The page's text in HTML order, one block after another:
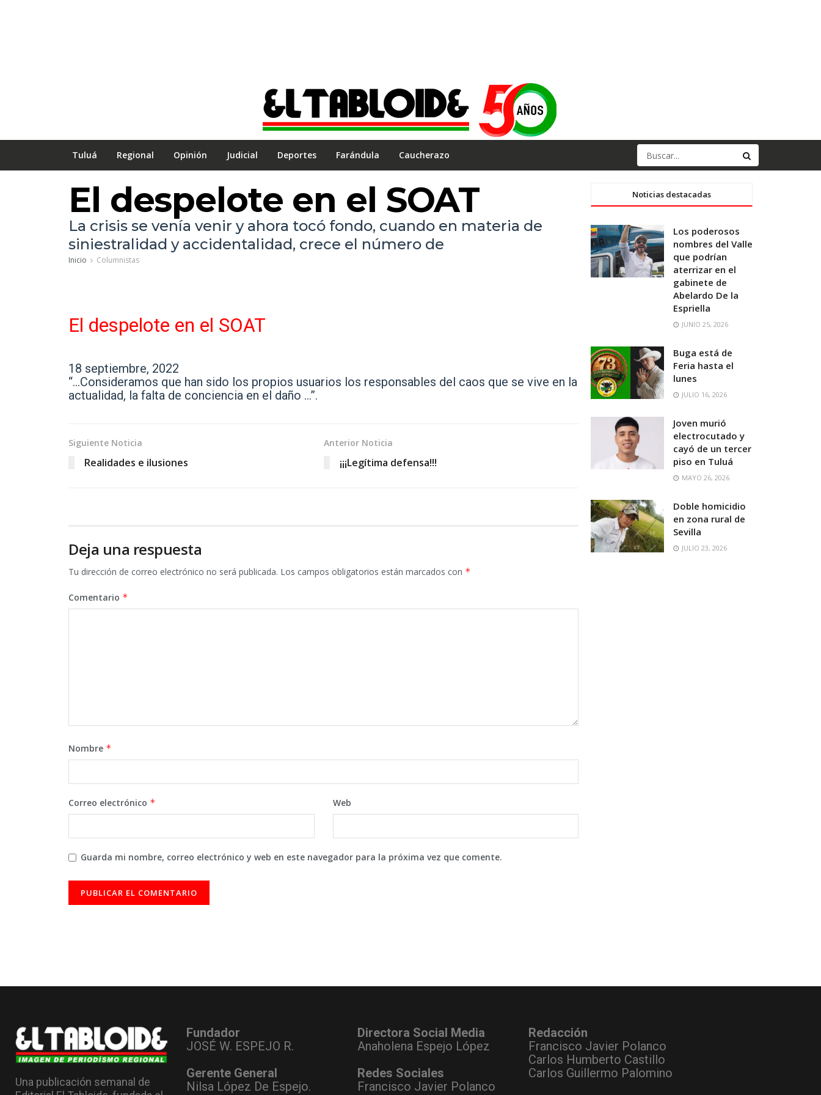
Tuluá Regional Opinión Judicial Deportes Farándula Caucherazo
El despelote en el SOAT
La crisis se venía venir y ahora tocó fondo, cuando en materia de
siniestralidad y accidentalidad, crece el número de
Inicio Columnistas
El despelote en el SOAT
18 septiembre, 2022
“…Consideramos que han sido los propios usuarios los responsables del caos que se vive en la
actualidad, la falta de conciencia en el daño …”.
Siguiente Noticia
Realidades e ilusiones
Anterior Noticia
¡¡¡Legítima defensa!!!
Deja una respuesta
Tu dirección de correo electrónico no será publicada. Los campos obligatorios están marcados con *
Comentario *
Nombre *
Correo electrónico * Web
Guarda mi nombre, correo electrónico y web en este navegador para la próxima vez que comente.
Noticias destacadas
Los poderosos
nombres del Valle
que podrían
aterrizar en el
gabinete de
Abelardo De la
Espriella
JUNIO 25, 2026
Buga está de
Feria hasta el
lunes
JULIO 16, 2026
Joven murió
electrocutado y
cayó de un tercer
piso en Tuluá
MAYO 26, 2026
Doble homicidio
en zona rural de
Sevilla
JULIO 23, 2026
Una publicación semanal de
Fundador
JOSÉ W. ESPEJO R.
Gerente General
Nilsa López De Espejo.
Directora Social Media
Anaholena Espejo López
Redes Sociales
Francisco Javier Polanco
Redacción
Francisco Javier Polanco
Carlos Humberto Castillo
Carlos Guillermo Palomino